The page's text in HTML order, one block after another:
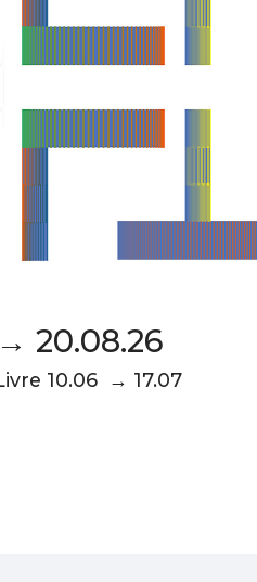
20.08.26
10.06 → 17.07